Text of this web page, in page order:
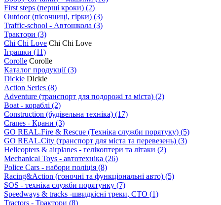
First steps (перші кроки) (2)
Outdoor (пісочниці, гірки) (3)
Traffic-school - Автошкола (3)
Трактори (3)
Chi Chi Love Chi Chi Love
Іграшки (11)
Corolle Corolle
Каталог продукції(3)
Dickie Dickie
Action Series (8)
Adventure (транспорт для подорожі та міста) (2)
Boat - кораблі (2)
Construction (будівельна техніка) (17)
Cranes - Крани (3)
GO REAL.Fire & Rescue (Техніка служби порятуку) (5)
GO REAL.City (транспорт для міста та перевезень) (3)
Helicopters & airplanes - гелікоптери та літаки (2)
Mechanical Toys - автотехніка (26)
Police Cars - набори поліція (8)
Racing&Action (гоночні та функціональні авто) (5)
SOS - техніка служби порятунку (7)
Speedways & tracks -швидкісні треки, СТО (1)
Tractors - Трактори (8)